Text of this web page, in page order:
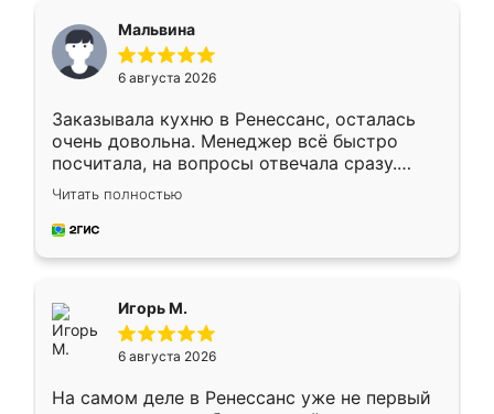
Мальвина
6 августа 2026
Заказывала кухню в Ренессанс, осталась
очень довольна. Менеджер всё быстро
посчитала, на вопросы отвечала сразу.
Замерщик приехал в субботу, подошёл к
делу со всей ответственностью. Собрали
за день, ребята работали аккуратно, даже
Читать полностью
Игорь М.
6 августа 2026
На самом деле в Ренессанс уже не первый